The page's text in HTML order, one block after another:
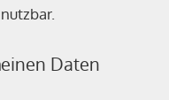
Daten